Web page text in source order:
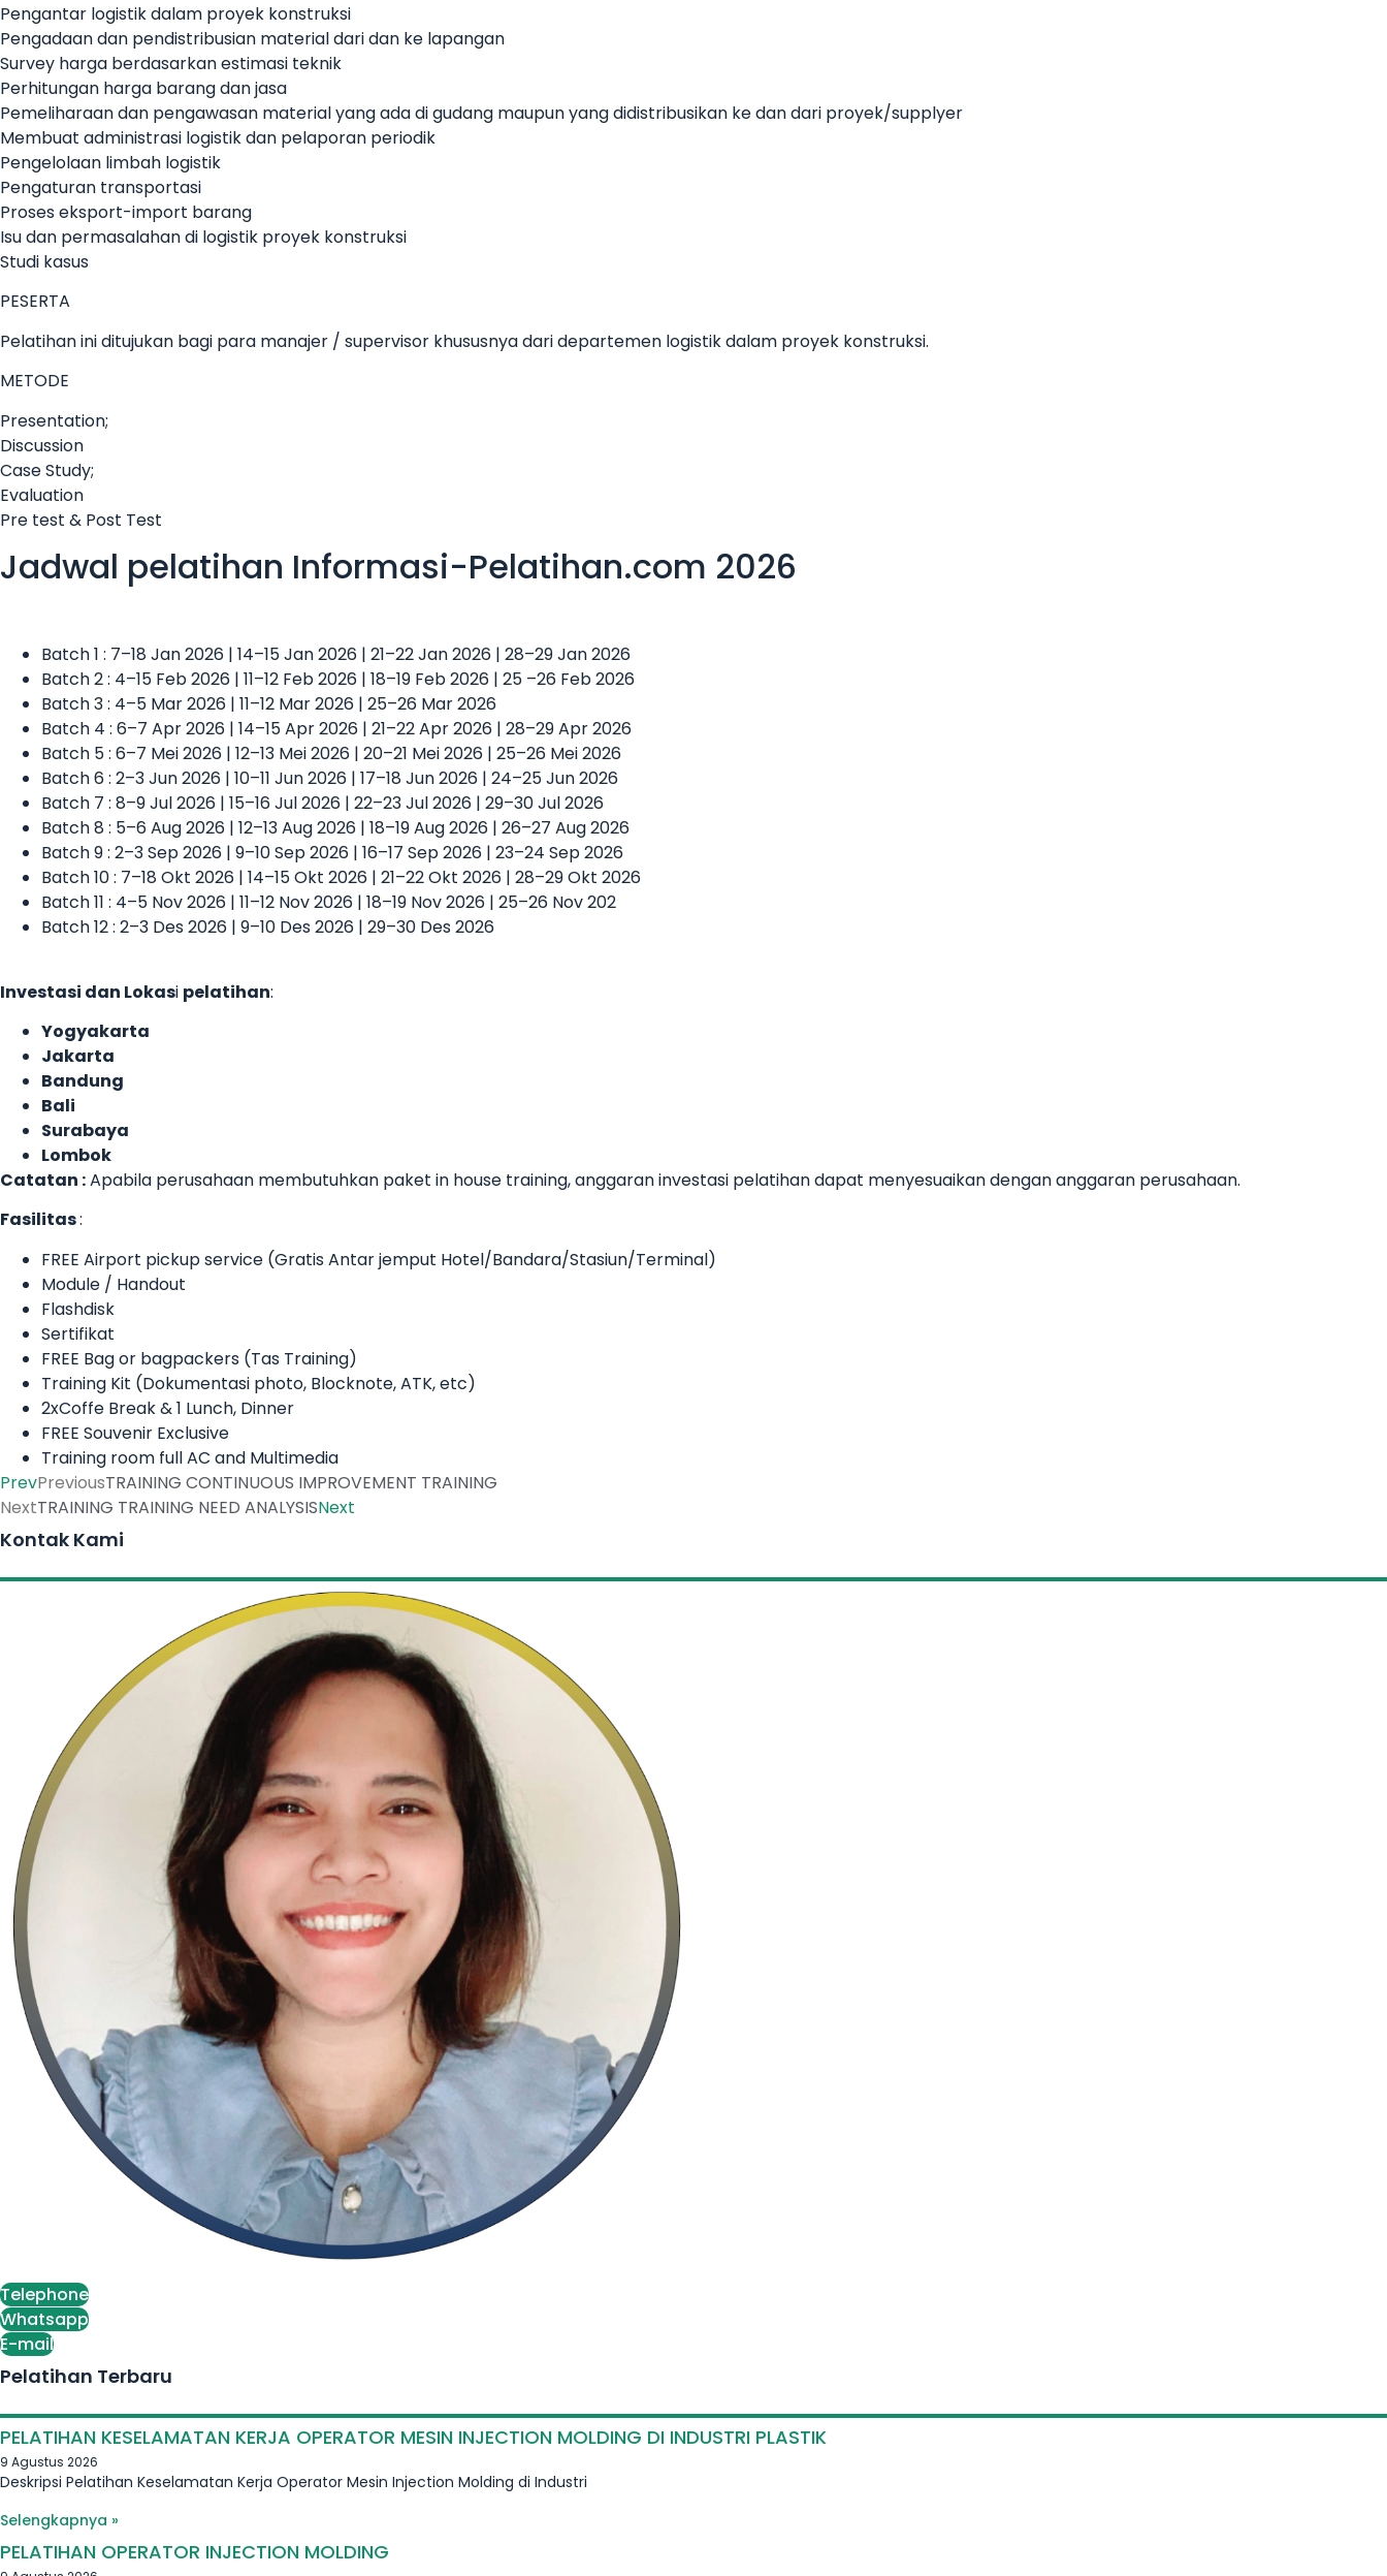
Pengantar logistik dalam proyek konstruksi
Pengadaan dan pendistribusian material dari dan ke lapangan
Survey harga berdasarkan estimasi teknik
Perhitungan harga barang dan jasa
Pemeliharaan dan pengawasan material yang ada di gudang maupun yang didistribusikan ke dan dari proyek/supplyer
Membuat administrasi logistik dan pelaporan periodik
Pengelolaan limbah logistik
Pengaturan transportasi
Proses eksport-import barang
Isu dan permasalahan di logistik proyek konstruksi
Studi kasus
PESERTA
Pelatihan ini ditujukan bagi para manajer / supervisor khususnya dari departemen logistik dalam proyek konstruksi.
METODE
Presentation;
Discussion
Case Study;
Evaluation
Pre test & Post Test
Jadwal pelatihan Informasi-Pelatihan.com 2026
Batch 1 : 7–18 Jan 2026 | 14–15 Jan 2026 | 21–22 Jan 2026 | 28–29 Jan 2026
Batch 2 : 4–15 Feb 2026 | 11–12 Feb 2026 | 18–19 Feb 2026 | 25 –26 Feb 2026
Batch 3 : 4–5 Mar 2026 | 11–12 Mar 2026 | 25–26 Mar 2026
Batch 4 : 6–7 Apr 2026 | 14–15 Apr 2026 | 21–22 Apr 2026 | 28–29 Apr 2026
Batch 5 : 6–7 Mei 2026 | 12–13 Mei 2026 | 20–21 Mei 2026 | 25–26 Mei 2026
Batch 6 : 2–3 Jun 2026 | 10–11 Jun 2026 | 17–18 Jun 2026 | 24–25 Jun 2026
Batch 7 : 8–9 Jul 2026 | 15–16 Jul 2026 | 22–23 Jul 2026 | 29–30 Jul 2026
Batch 8 : 5–6 Aug 2026 | 12–13 Aug 2026 | 18–19 Aug 2026 | 26–27 Aug 2026
Batch 9 : 2–3 Sep 2026 | 9–10 Sep 2026 | 16–17 Sep 2026 | 23–24 Sep 2026
Batch 10 : 7–18 Okt 2026 | 14–15 Okt 2026 | 21–22 Okt 2026 | 28–29 Okt 2026
Batch 11 : 4–5 Nov 2026 | 11–12 Nov 2026 | 18–19 Nov 2026 | 25–26 Nov 202
Batch 12 : 2–3 Des 2026 | 9–10 Des 2026 | 29–30 Des 2026
Investasi dan Lokasi pelatihan:
Yogyakarta
Jakarta
Bandung
Bali
Surabaya
Lombok
Catatan :Apabila perusahaan membutuhkan paket in house training, anggaran investasi pelatihan dapat menyesuaikan dengan anggaran perusahaan.
Fasilitas:
FREE Airport pickup service (Gratis Antar jemput Hotel/Bandara/Stasiun/Terminal)
Module / Handout
Flashdisk
Sertifikat
FREE Bag or bagpackers (Tas Training)
Training Kit (Dokumentasi photo, Blocknote, ATK, etc)
2xCoffe Break & 1 Lunch, Dinner
FREE Souvenir Exclusive
Training room full AC and Multimedia
PrevPreviousTRAINING CONTINUOUS IMPROVEMENT TRAINING
NextTRAINING TRAINING NEED ANALYSISNext
Kontak Kami
Telephone
Whatsapp
E-mail
Pelatihan Terbaru
PELATIHAN KESELAMATAN KERJA OPERATOR MESIN INJECTION MOLDING DI INDUSTRI PLASTIK
9 Agustus 2026
Deskripsi Pelatihan Keselamatan Kerja Operator Mesin Injection Molding di Industri
Selengkapnya »
PELATIHAN OPERATOR INJECTION MOLDING